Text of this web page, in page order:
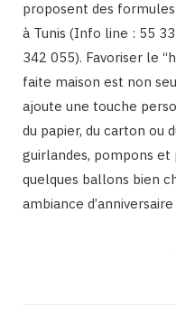
proposent des
à Tunis (Info line : 55
342 055). Favoriser le
faite maison est non
ajoute une touche
du papier, du carton ou
guirlandes, pompons
quelques ballons bien
ambiance